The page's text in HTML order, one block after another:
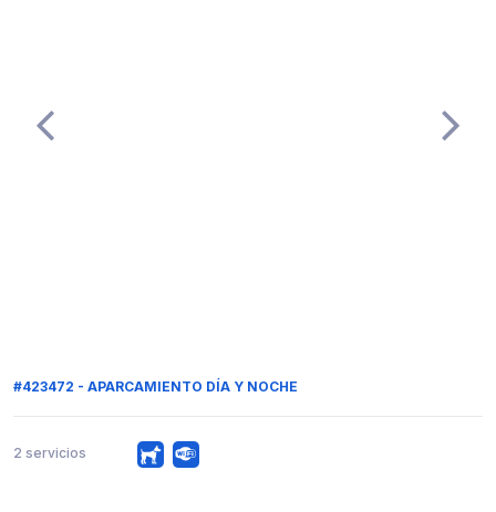
#423472 - APARCAMIENTO DÍA Y NOCHE
2 servicios